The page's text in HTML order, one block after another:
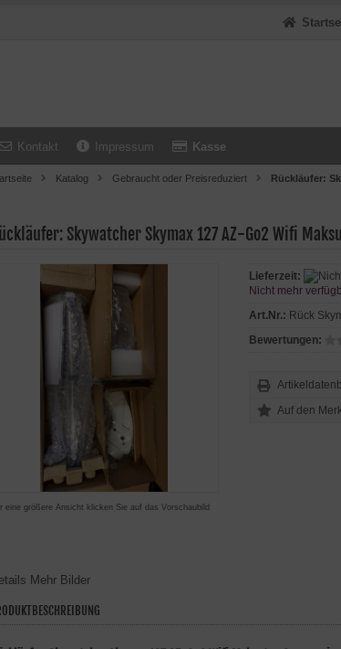
Kontakt Impressum Kasse
Katalog Gebraucht oder Preisreduziert Rückläufer:
Skywatcher Skymax 127 AZ-Go2 Wifi
eine größere Ansicht klicken Sie auf das Vorschaubild
Lieferzeit:
Nicht mehr
Art.Nr.: Rück
Bewertungen:
Mehr Bilder